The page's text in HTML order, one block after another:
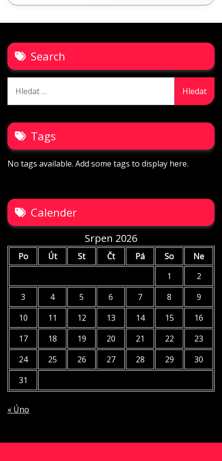
Search
Tags
No tags available. Add some tags to display here.
Calender
Srpen 2026
Po Út St Čt Pá So
Ne
1
2
3
4 5 6 7 8
9
10
11 12 13 14 15
16
17
18 19 20 21 22
23
24
25 26 27 28 29
30
31
« Úno